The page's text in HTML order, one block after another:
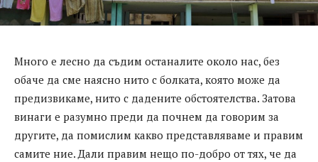
Много е лесно да съдим останалите около нас, без
обаче да сме наясно нито с болката, която може да
предизвикаме, нито с дадените обстоятелства. Затова
винаги е разумно преди да почнем да говорим за
другите, да помислим какво представляваме и правим
самите ние. Дали правим нещо по-добро от тях, че да